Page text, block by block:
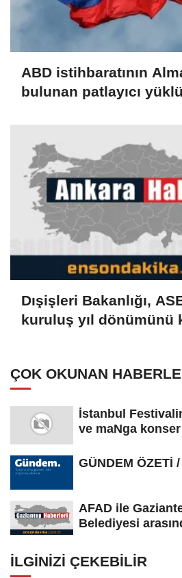
ABD istihbaratının
bulunan patlayıcı
Dışişleri Bakanlığı,
kuruluş yıl dönümünü
ÇOK OKUNAN
İstanbul
ve maNga
GÜNDEM ÖZETİ
AFAD ile
Belediyesi
İLGINIZI ÇEKEBILIR